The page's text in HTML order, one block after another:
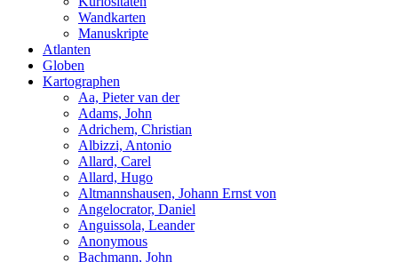
Wandkarten
Manuskripte
Atlanten
Globen
Kartographen
Aa, Pieter van der
Adams, John
Adrichem, Christian
Albizzi, Antonio
Allard, Carel
Allard, Hugo
Altmannshausen, Johann Ernst von
Angelocrator, Daniel
Anguissola, Leander
Anonymous
Bachmann, John